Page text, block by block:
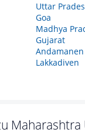
Uttar
Goa
Madhya
Gujarat
Lakkadiven
Maharashtra